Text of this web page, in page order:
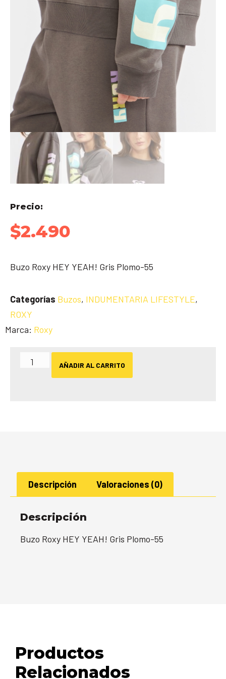
Precio:
$2.490
Buzo Roxy HEY YEAH! Gris Plomo-55
Categorías Buzos, INDUMENTARIA LIFESTYLE,
ROXY
Marca: Roxy
AÑADIR AL CARRITO
Descripción Valoraciones (0)
Descripción
Buzo Roxy HEY YEAH! Gris Plomo-55
Productos
Relacionados